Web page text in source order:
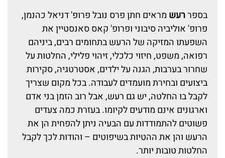
בספררעש מראים חתן פרס נובל פרופ' דניאל כהנמן,
פרופ' אוליביה סיבוני ופרופ' קאס סאנסטיין את
השפעתו המזיקה של הרעש בתחומים רבים, ביניהם
רפואה, משפט, חיזוי כלכלי, זיהוי פלילי, החלטות על
שחרור בערבות, הגנה על ילדים, אסטרטגיה, סקירות
ביצועים ובחירת מועמדים לעבודה. בכל מקום שצריך
לקבל בו החלטה, יש גם רעש, אבל רוב הזמן בני אדם
וארגונים אינם מודעים לקיומו. בעזרת כמה צעדים
פשוטים להתמודדות עם הבעיה ניתן להפחית הן את
הרעש והן את ההטיות בשיפוטים – והודות לכך לקבל
החלטות טובות יותר.